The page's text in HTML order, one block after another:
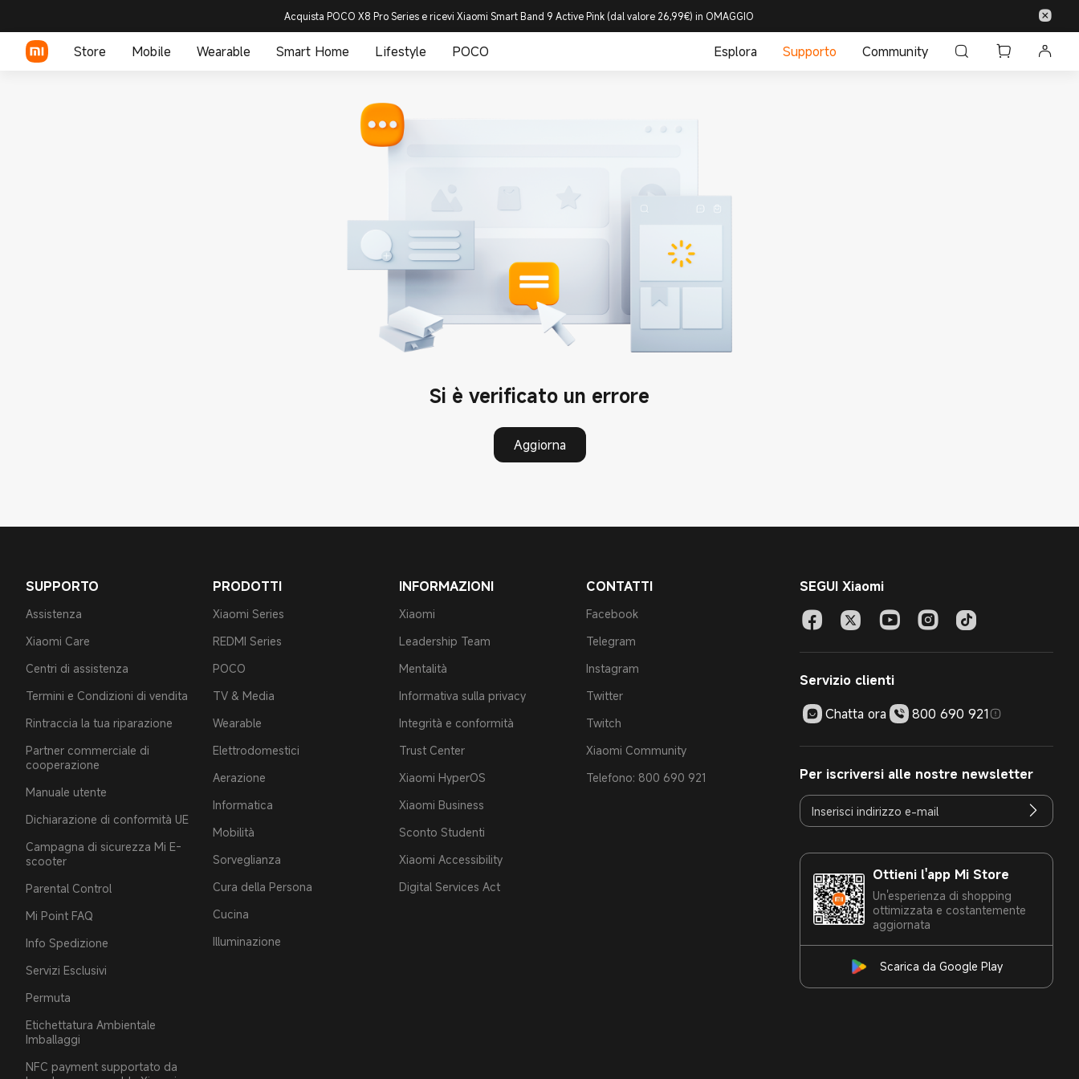
Acquista POCO X8 Pro Series e ricevi Xiaomi Smart Band 9 Active Pink (dal valore 26,99€) in OMAGGIO
Store Mobile Wearable Smart Home Lifestyle POCO Esplora Supporto Community
Si è verificato un errore
Aggiorna
SUPPORTO
Assistenza
Xiaomi Care
Centri di assistenza
Termini e Condizioni di vendita
Rintraccia la tua riparazione
Partner commerciale di
cooperazione
Manuale utente
Dichiarazione di conformità UE
Campagna di sicurezza Mi E-
scooter
Parental Control
Mi Point FAQ
Info Spedizione
Servizi Esclusivi
Permuta
Etichettatura Ambientale
Imballaggi
NFC payment supportato da
PRODOTTI
Xiaomi Series
REDMI Series
POCO
TV & Media
Wearable
Elettrodomestici
Aerazione
Informatica
Mobilità
Sorveglianza
Cura della Persona
Cucina
Illuminazione
INFORMAZIONI
Xiaomi
Leadership Team
Mentalità
Informativa sulla privacy
Integrità e conformità
Trust Center
Xiaomi HyperOS
Xiaomi Business
Sconto Studenti
Xiaomi Accessibility
Digital Services Act
CONTATTI
Facebook
Telegram
Instagram
Twitter
Twitch
Xiaomi Community
Telefono: 800 690 921
SEGUI Xiaomi
Servizio clienti
Chatta ora
800 690 921
Per iscriversi alle nostre newsletter
Ottieni l'app Mi Store
Un'esperienza di shopping
ottimizzata e costantemente
aggiornata
Scarica da Google Play